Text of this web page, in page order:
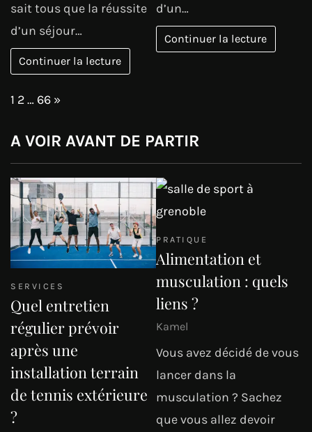
sait tous que la réussite
d’un séjour…
Continuer la lecture
d’un…
Continuer la lecture
Page:
1 2… 66 Next
»
A VOIR AVANT DE PARTIR
SERVICES
Quel entretien
régulier prévoir
après une
installation terrain
de tennis extérieure
?
PRATIQUE
Alimentation et
musculation : quels
liens ?
Kamel
Vous avez décidé de vous
lancer dans la
musculation ? Sachez
que vous allez devoir